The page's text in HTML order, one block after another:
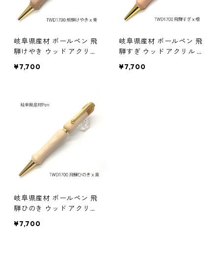
岐阜県産材 ボールペン 飛
騨けやき ウッド アクリル
イプ TWD1700
¥7,700
岐阜県産材 ボールペン 飛
騨すぎ ウッド アクリル 木
プ TWD1700
¥7,700
岐阜県産材 ボールペン 飛
騨ひのき ウッド アクリル
イプ TWD1700
¥7,700